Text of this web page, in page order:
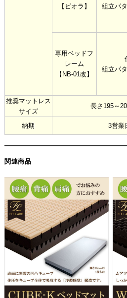
【ビオラ】
組立パ
専用ベッドフ
レーム
【NB-01改】
組立パ
推奨マットレス
サイズ
長さ195～
納期 3営業
関連商品